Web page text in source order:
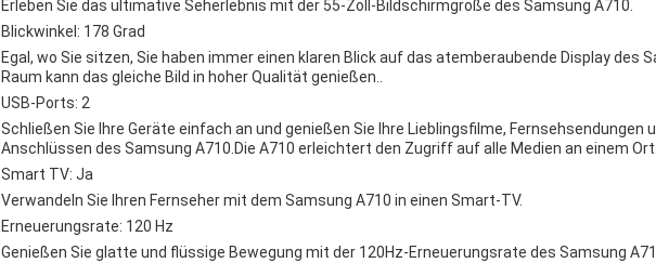
Erleben Sie das ultimative Seherlebnis mit der 55-Zoll-Bildschirmgröße des Samsung A710.
Blickwinkel: 178 Grad
Egal, wo Sie sitzen, Sie haben immer einen klaren Blick auf das atemberaubende Display des
Raum kann das gleiche Bild in hoher Qualität genießen..
USB-Ports: 2
Schließen Sie Ihre Geräte einfach an und genießen Sie Ihre Lieblingsfilme, Fernsehsendungen
Anschlüssen des Samsung A710.Die A710 erleichtert den Zugriff auf alle Medien an einem
Smart TV: Ja
Verwandeln Sie Ihren Fernseher mit dem Samsung A710 in einen Smart-TV.
Erneuerungsrate: 120 Hz
Genießen Sie glatte und flüssige Bewegung mit der 120Hz-Erneuerungsrate des Samsung